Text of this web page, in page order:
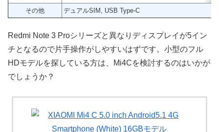
その他
デュアルSIM, USB Type-C
Redmi Note 3 Proシリーズと異なりディスプレイが5イン
チとなるので片手操作がしやすいはずです。小型のフル
HDモデルを探している方は、Mi4Cを検討するのはいかが
でしょうか？